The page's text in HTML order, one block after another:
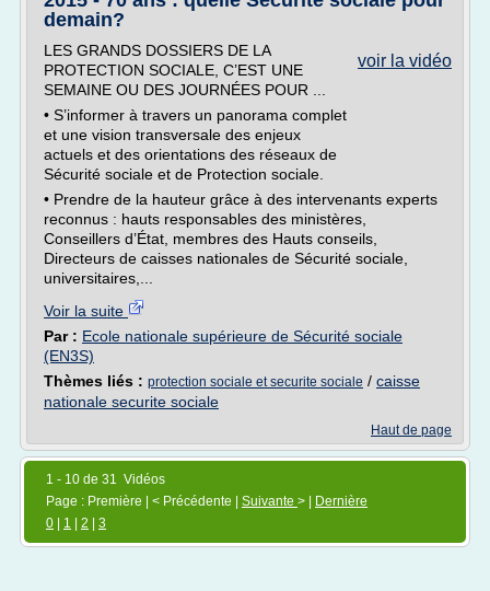
demain?
voir la vidéo
LES GRANDS DOSSIERS DE LA
PROTECTION SOCIALE, C’EST UNE
SEMAINE OU DES JOURNÉES POUR ...
• S’informer à travers un panorama complet
et une vision transversale des enjeux
actuels et des orientations des réseaux de
Sécurité sociale et de Protection sociale.
• Prendre de la hauteur grâce à des intervenants experts
reconnus : hauts responsables des ministères,
Conseillers d’État, membres des Hauts conseils,
Directeurs de caisses nationales de Sécurité sociale,
universitaires,...
Voir la suite
Par : Ecole nationale supérieure de Sécurité sociale
(EN3S)
Thèmes liés : protection sociale et securite sociale / caisse
nationale securite sociale
Haut de page
1 - 10 de 31 Vidéos
Page : Première | < Précédente | Suivante > |
Dernière
0
1 2 3